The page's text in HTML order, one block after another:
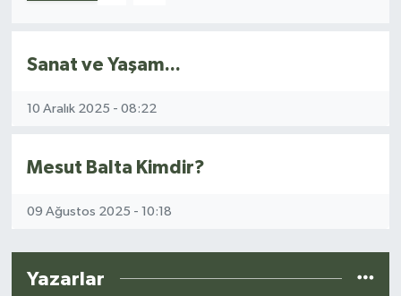
Sanat ve Yaşam...
10 Aralık 2025 - 08:22
Mesut Balta Kimdir?
09 Ağustos 2025 - 10:18
Yazarlar
Yazarlar